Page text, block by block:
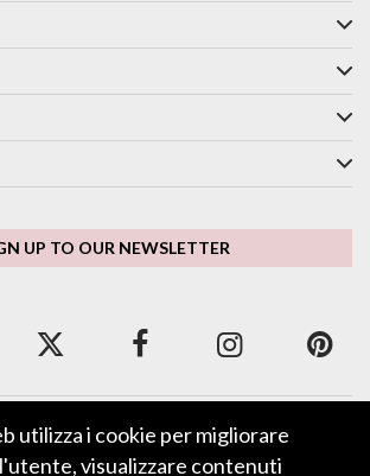
UP TO OUR NEWSLETTER
GooglePay, PayPal and Credit/Debit Card.
utilizza i cookie per migliorare
visualizzare contenuti